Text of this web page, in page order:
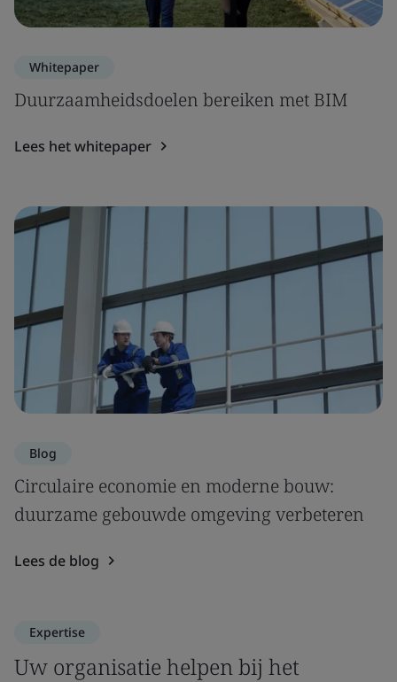
Whitepaper
Duurzaamheidsdoelen bereiken met BIM
Lees het whitepaper
Blog
Circulaire economie en moderne bouw:
duurzame gebouwde omgeving verbeteren
Lees de blog
Expertise
Uw organisatie helpen bij het